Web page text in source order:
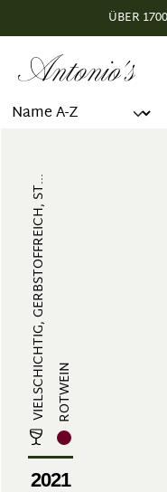
ÜBER
VIELSCHICHTIG, GERBSTOFFREICH, ST... ROTWEIN
2021